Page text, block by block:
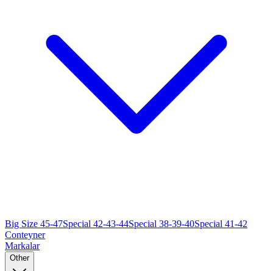
Big Size 45-47Special 42-43-44Special 38-39-40Special 41-42
Conteyner
Markalar
Other